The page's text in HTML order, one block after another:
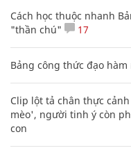
Cách học thuộc nhanh
"thần chú"
17
Bảng công thức đạo
Clip lột tả chân thực
mèo', người tinh ý còn
con